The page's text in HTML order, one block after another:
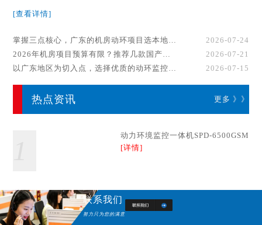
[查看详情]
掌握三点核心，广东的机房动环项目选本地厂家事半功倍！
2026-07-24
2026年机房项目预算有限？推荐几款国产动环监控系统品牌
2026-07-21
以广东地区为切入点，选择优质的动环监控系统厂家
2026-07-15
热点资讯 更多 》》
动力环境监控一体机SPD-6500GSM
[详情]
联系我们
努力只为您的满意